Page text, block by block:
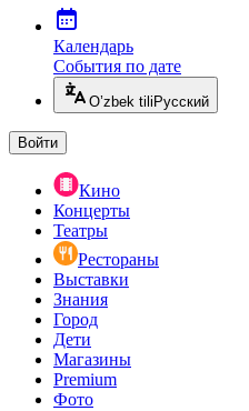
Календарь
События по дате
O’zbek tili Русский
Войти
Кино
Концерты
Театры
Рестораны
Выставки
Знания
Город
Дети
Магазины
Premium
Фото